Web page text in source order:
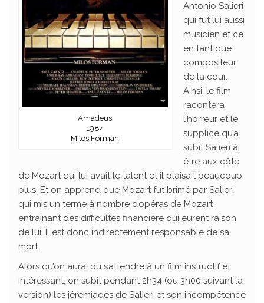
Amadeus
1984
Milos Forman
Antonio Salieri
qui fut lui aussi
musicien et ce
en tant que
compositeur
de la cour.
Ainsi, le film
racontera
l’horreur et le
supplice qu’a
subit Salieri à
être aux côté
de Mozart qui lui avait le talent et il plaisait beaucoup
plus. Et on apprend que Mozart fut brimé par Salieri
qui mis un terme à nombre d’opéras de Mozart
entrainant des difficultés financière qui eurent raison
de lui. Il est donc indirectement responsable de sa
mort.
Alors qu’on aurai pu s’attendre à un film instructif et
intéressant, on subit pendant 2h34 (ou 3h00 suivant la
version) les jérémiades de Salieri et son incompétence